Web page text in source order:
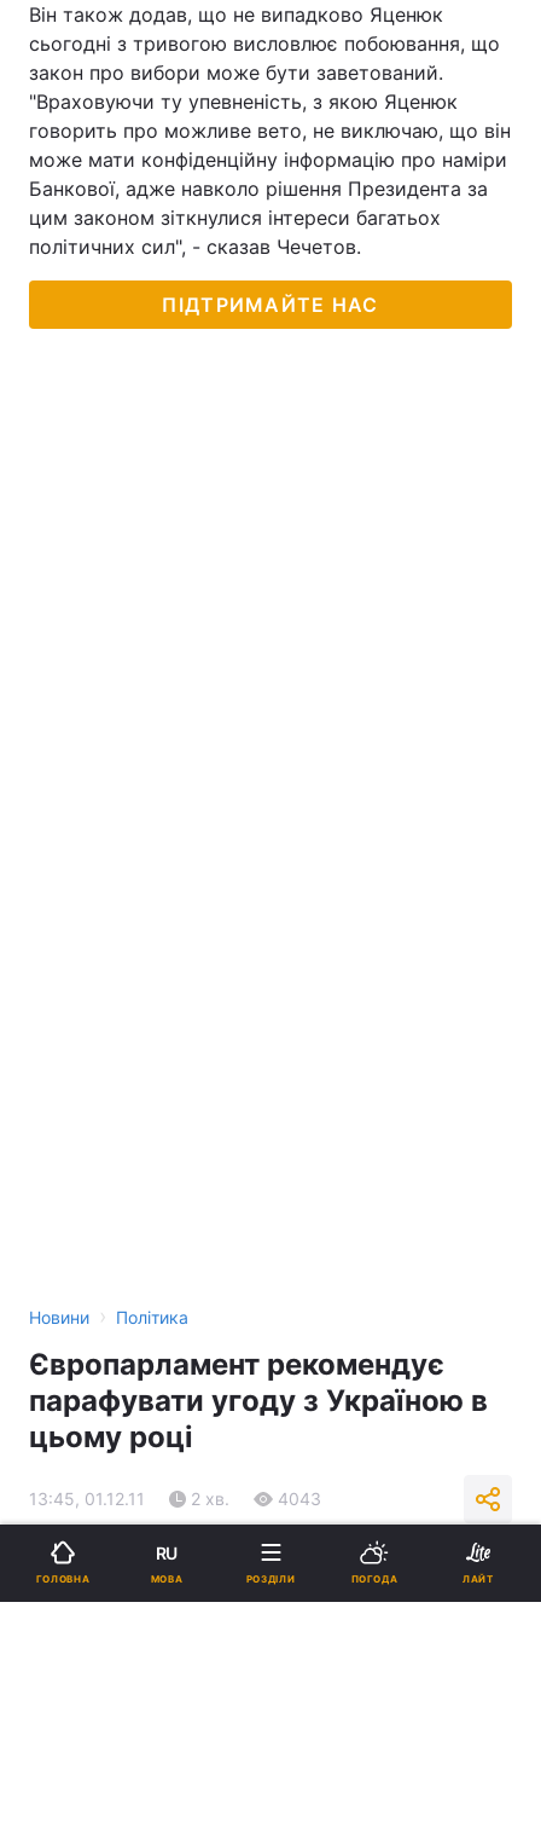
Він також додав, що не випадково Яценюк
сьогодні з тривогою висловлює побоювання, що
закон про вибори може бути заветований.
"Враховуючи ту упевненість, з якою Яценюк
говорить про можливе вето, не виключаю, що він
може мати конфіденційну інформацію про наміри
Банкової, адже навколо рішення Президента за
цим законом зіткнулися інтереси багатьох
політичних сил", - сказав Чечетов.
ПІДТРИМАЙТЕ НАС
Новини › Політика
Європарламент рекомендує
парафувати угоду з Україною в
цьому році
13:45, 01.12.11 2 хв. 4043
Підпишіться на нас в Google
ГОЛОВНА
RU
МОВА РОЗДІЛИ ПОГОДА ЛАЙТ